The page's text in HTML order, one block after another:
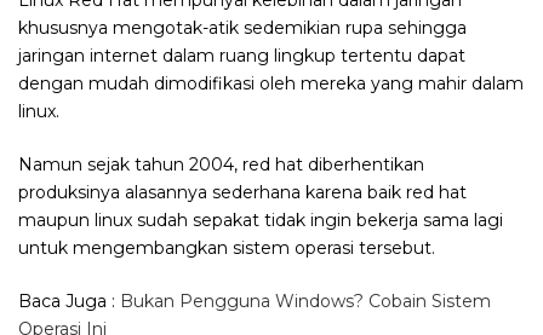
khususnya mengotak-atik sedemikian rupa sehingga
jaringan internet dalam ruang lingkup tertentu dapat
dengan mudah dimodifikasi oleh mereka yang mahir dalam
linux.
Namun sejak tahun 2004, red hat diberhentikan
produksinya alasannya sederhana karena baik red hat
maupun linux sudah sepakat tidak ingin bekerja sama lagi
untuk mengembangkan sistem operasi tersebut.
Baca Juga : Bukan Pengguna Windows? Cobain Sistem
Operasi Ini